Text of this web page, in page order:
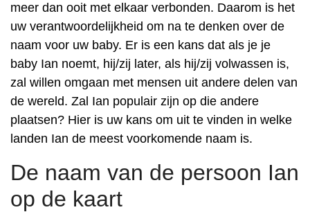
meer dan ooit met elkaar verbonden. Daarom is het
uw verantwoordelijkheid om na te denken over de
naam voor uw baby. Er is een kans dat als je je
baby Ian noemt, hij/zij later, als hij/zij volwassen is,
zal willen omgaan met mensen uit andere delen van
de wereld. Zal Ian populair zijn op die andere
plaatsen? Hier is uw kans om uit te vinden in welke
landen Ian de meest voorkomende naam is.
De naam van de persoon Ian
op de kaart